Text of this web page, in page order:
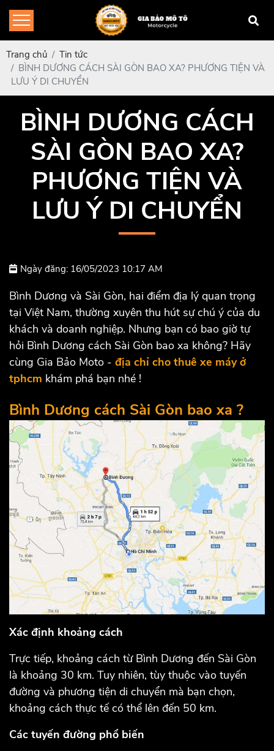
Trang chủ
Tin tức
BÌNH DƯƠNG CÁCH SÀI GÒN BAO XA? PHƯƠNG TIỆN VÀ
LƯU Ý DI CHUYỂN
BÌNH DƯƠNG CÁCH
SÀI GÒN BAO XA?
PHƯƠNG TIỆN VÀ
LƯU Ý DI CHUYỂN
Ngày đăng: 16/05/2023 10:17 AM
Bình Dương và Sài Gòn, hai điểm địa lý quan trọng
tại Việt Nam, thường xuyên thu hút sự chú ý của du
khách và doanh nghiệp. Nhưng bạn có bao giờ tự
hỏi Bình Dương cách Sài Gòn bao xa không? Hãy
cùng Gia Bảo Moto - địa chỉ cho thuê xe máy ở
tphcm khám phá bạn nhé !
Bình Dương cách Sài Gòn bao xa ?
Xác định khoảng cách
Trực tiếp, khoảng cách từ Bình Dương đến Sài Gòn
là khoảng 30 km. Tuy nhiên, tùy thuộc vào tuyến
đường và phương tiện di chuyển mà bạn chọn,
khoảng cách thực tế có thể lên đến 50 km.
Các tuyến đường phổ biến